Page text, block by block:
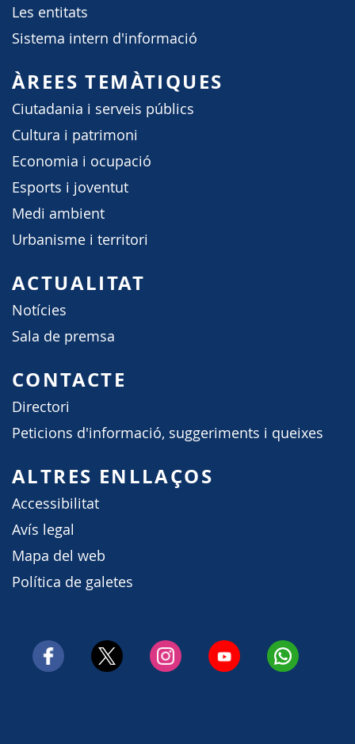
Les entitats
Sistema intern d'informació
ÀREES TEMÀTIQUES
Ciutadania i serveis públics
Cultura i patrimoni
Economia i ocupació
Esports i joventut
Medi ambient
Urbanisme i territori
ACTUALITAT
Notícies
Sala de premsa
CONTACTE
Directori
Peticions d'informació, suggeriments i queixes
ALTRES ENLLAÇOS
Accessibilitat
Avís legal
Mapa del web
Política de galetes